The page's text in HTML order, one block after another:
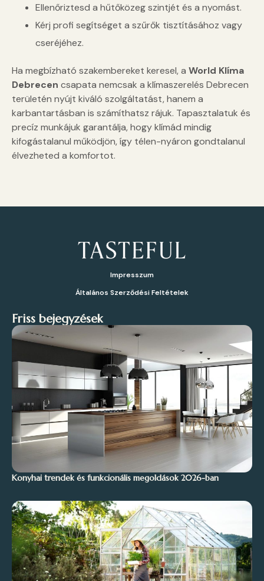
Ellenőriztesd a hűtőközeg szintjét és a nyomást.
Kérj profi segítséget a szűrők tisztításához vagy
cseréjéhez.
Ha megbízható szakembereket keresel, a World Klíma
Debrecen csapata nemcsak a klímaszerelés Debrecen
területén nyújt kiváló szolgáltatást, hanem a
karbantartásban is számíthatsz rájuk. Tapasztalatuk és
precíz munkájuk garantálja, hogy klímád mindig
kifogástalanul működjön, így télen-nyáron gondtalanul
élvezheted a komfortot.
Impresszum
Általános Szerződési Feltételek
Friss bejegyzések
Konyhai trendek és funkcionális megoldások 2026-ban